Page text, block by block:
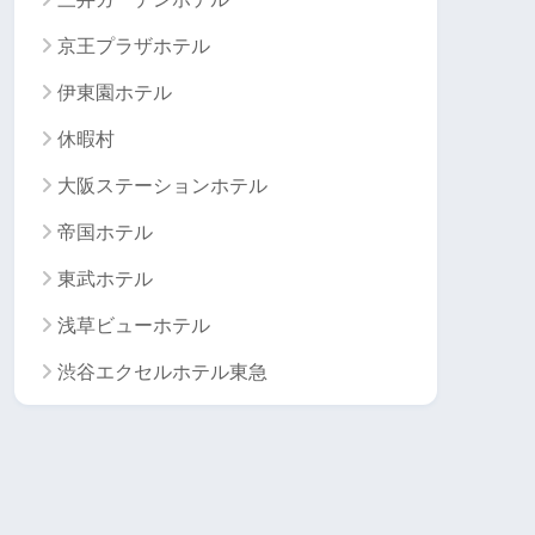
京王プラザホテル
伊東園ホテル
休暇村
大阪ステーションホテル
帝国ホテル
東武ホテル
浅草ビューホテル
渋谷エクセルホテル東急